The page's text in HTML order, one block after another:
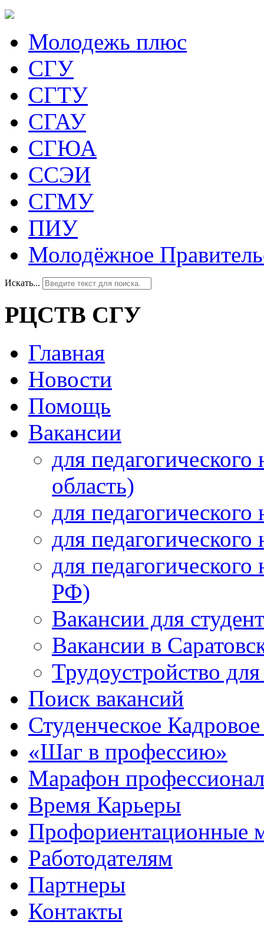
Молодежь плюс
СГУ
СГТУ
СГАУ
СГЮА
ССЭИ
СГМУ
ПИУ
Молодёжное
Искать...
РЦСТВ СГУ
Главная
Новости
Помощь
Вакансии
для
область)
для
для
для
РФ)
Вакансии для
Вакансии в
Трудоустройство
Поиск вакансий
Студенческое Кадровое
«Шаг в профессию»
Марафон
Время Карьеры
Профориентационные
Работодателям
Партнеры
Контакты